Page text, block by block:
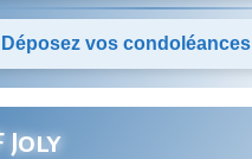
Déposez vos condoléances
Joly